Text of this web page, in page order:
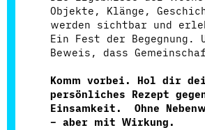
Objekte, Klänge,
werden sichtbar und
Ein Fest der Begegnung.
Beweis, dass
Komm vorbei. Hol dir
persönliches Rezept
Einsamkeit. Ohne
– aber mit Wirkung.